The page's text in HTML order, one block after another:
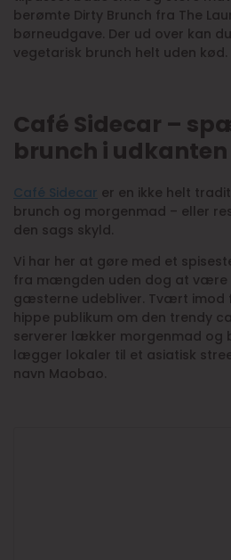
berømte Dirty Brunch fra The
børneudgave. Der ud over kan
vegetarisk brunch helt uden kød.
Café Sidecar –
brunch i
Café Sidecar er en ikke helt
brunch og morgenmad – eller
den sags skyld.
Vi har her at gøre med et
fra mængden uden dog at være
gæsterne udebliver. Tvært imod
hippe publikum om den trendy
serverer lækker morgenmad og
lægger lokaler til et asiatisk
navn Maobao.